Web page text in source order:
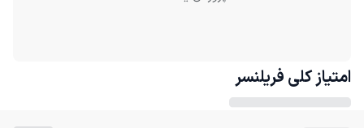
امتیاز کلی فریلنسر